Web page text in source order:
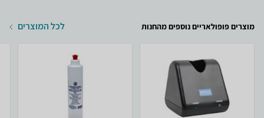
מוצרים פופולאריים נוספים מהחנות לכל המוצרים